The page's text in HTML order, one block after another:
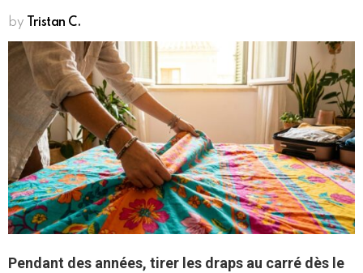
by Tristan C.
Pendant des années, tirer les draps au carré dès le